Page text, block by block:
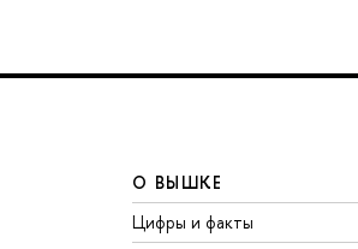
О ВЫШКЕ
Цифры и факты